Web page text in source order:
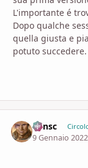
L'importante é
Dopo qualche
quella giusta e
potuto succedere.
Minsc
9 Gennaio 2022